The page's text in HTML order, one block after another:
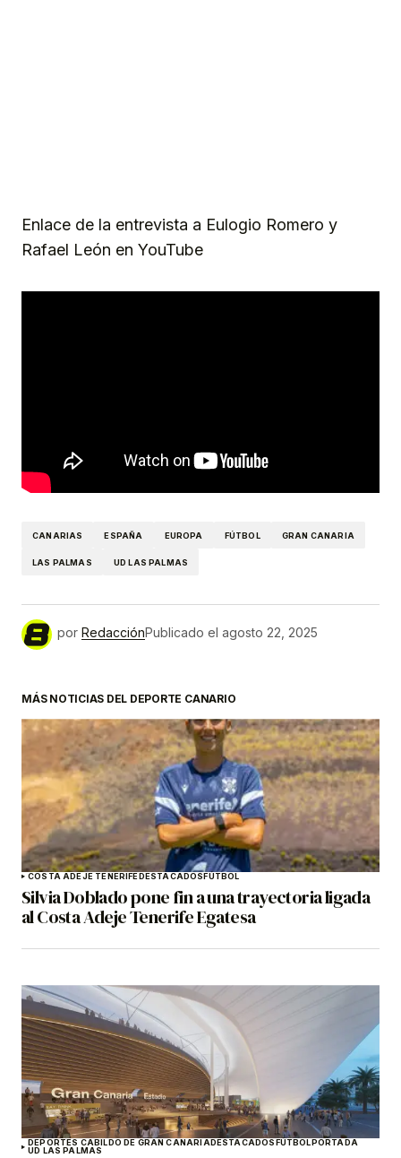
Enlace de la entrevista a Eulogio Romero y
Rafael León en YouTube
CANARIAS ESPAÑA EUROPA FÚTBOL GRAN CANARIA
LAS PALMAS UD LAS PALMAS
por RedacciónPublicado el agosto 22, 2025
MÁS NOTICIAS DEL DEPORTE CANARIO
COSTA ADEJE TENERIFEDESTACADOSFÚTBOL
Silvia Doblado pone fin a una trayectoria ligada
al Costa Adeje Tenerife Egatesa
DEPORTES CABILDO DE GRAN CANARIADESTACADOSFÚTBOLPORTADA
UD LAS PALMAS